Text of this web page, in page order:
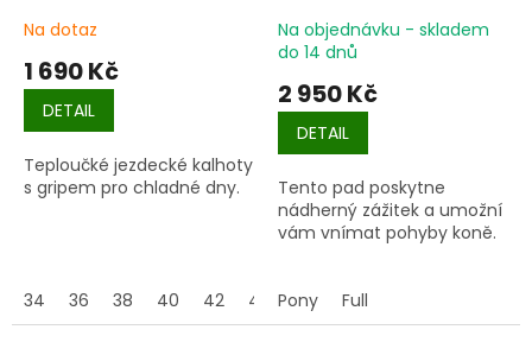
Na dotaz
1 690 Kč
DETAIL
Teploučké jezdecké kalhoty
s gripem pro chladné dny.
34 36 38 40 42 44
Na objednávku - skladem
do 14 dnů
2 950 Kč
DETAIL
Tento pad poskytne
nádherný zážitek a umožní
vám vnímat pohyby koně.
Pony Full